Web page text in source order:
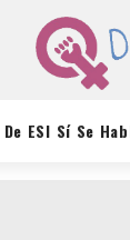
De ESI Sí Se